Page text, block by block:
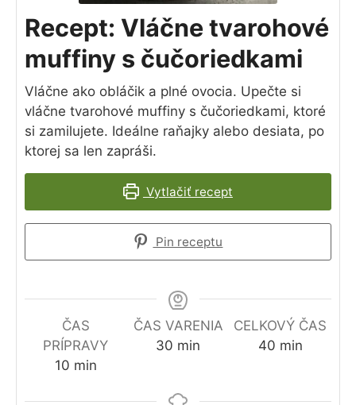
Recept: Vláčne tvarohové
muffiny s čučoriedkami
Vláčne ako obláčik a plné ovocia. Upečte si
vláčne tvarohové muffiny s čučoriedkami, ktoré
si zamilujete. Ideálne raňajky alebo desiata, po
ktorej sa len zapráši.
Vytlačiť recept
Pin receptu
ČAS
PRÍPRAVY
10minút
min
ČAS VARENIA
30 minút
min
CELKOVÝ ČAS
40minút
min